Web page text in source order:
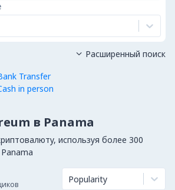
Transfer
in person
 Расширенный поиск
в Panama
используя более 300
Popularity